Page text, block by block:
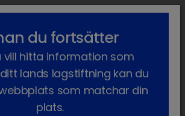
lock_outline search menu
hos katt
du fortsätter
vill hitta information som
lands lagstiftning kan du
som matchar din
plats.